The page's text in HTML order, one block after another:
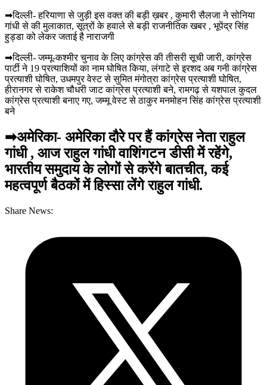
➡दिल्ली- हरियाणा से जुड़ी इस वक्त की बड़ी ख़बर , कुमारी सैलजा ने सोनिया
गांधी से की मुलाकात, सूत्रों के हवाले से बड़ी राजनीतिक खबर , भूपेंद्र सिंह
हुड्डा को लेकर जताई है नाराजगी
➡दिल्ली- जम्मू-कश्मीर चुनाव के लिए कांग्रेस की तीसरी सूची जारी, कांग्रेस
पार्टी ने 19 प्रत्याशियों का नाम घोषित किया, लंगाटे से इरशद अब गनी कांग्रेस
प्रत्याशी घोषित, उधमपुर वेस्ट से सुमित मंगोत्रा कांग्रेस प्रत्याशी घोषित,
हीरानगर से राकेश चौधरी जाट कांग्रेस प्रत्याशी बने, रामगढ़ से यशपाल कुदल
कांग्रेस प्रत्याशी बनाए गए, जम्मू वेस्ट से ठाकुर मनमोहन सिंह कांग्रेस प्रत्याशी
बने
➡अमेरिका- अमेरिका दौरे पर हैं कांग्रेस नेता राहुल
गांधी , आज राहुल गांधी वाशिंगटन डीसी में रहेंगे,
भारतीय समुदाय के लोगों से करेंगे बातचीत, कई
महत्वपूर्ण बैठकों में हिस्सा लेंगे राहुल गांधी.
Share News: